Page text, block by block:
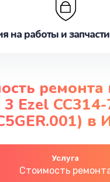
на работы и
ремонта
Ezel
в
Услуга
Стоимость